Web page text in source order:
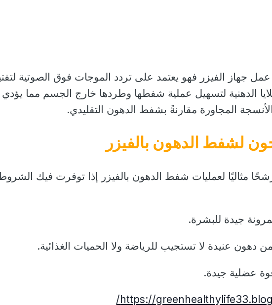
عمل جهاز الفيزر فهو يعتمد على تردد الموجات فوق الصوتية
الدهنية لتسهيل عملية شفطها وطردها خارج الجسم مما
المجاورة مقارنةً بشفط الدهون التقليدي.
لشفط الدهون بالفيزر
مثاليًا لعمليات شفط الدهون بالفيزر إذا توفرت فيك
جيدة للبشرة.
عنيدة لا تستجيب للرياضة ولا الحميات الغذائية.
عضلية جيدة.
https://